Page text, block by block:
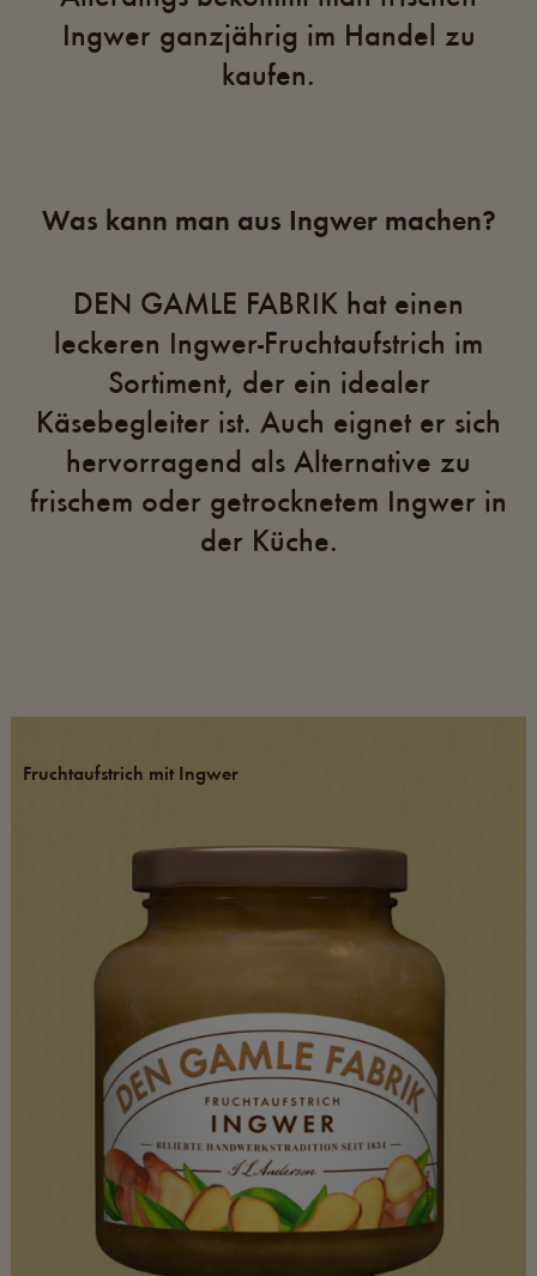
Ingwer ganzjährig im Handel zu
kaufen.
Was kann man aus Ingwer machen?
DEN GAMLE FABRIK hat einen
leckeren Ingwer-Fruchtaufstrich im
Sortiment, der ein idealer
Käsebegleiter ist. Auch eignet er sich
hervorragend als Alternative zu
frischem oder getrocknetem Ingwer in
der Küche.
Fruchtaufstrich mit Ingwer